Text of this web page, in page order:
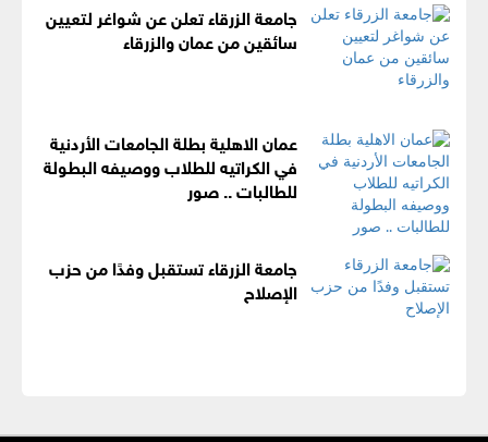
جامعة الزرقاء تعلن عن شواغر لتعيين
سائقين من عمان والزرقاء
عمان الاهلية بطلة الجامعات الأردنية
في الكراتيه للطلاب ووصيفه البطولة
للطالبات .. صور
جامعة الزرقاء تستقبل وفدًا من حزب
الإصلاح